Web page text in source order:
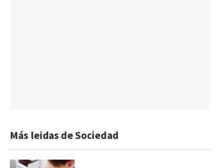
Más leidas de Sociedad